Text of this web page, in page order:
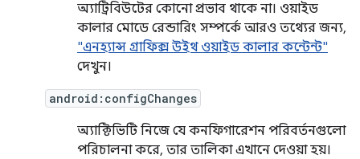
অ্যাট্রিবিউটের কোনো প্রভাব থাকে না। ওয়াইড
কালার মোডে রেন্ডারিং সম্পর্কে আরও তথ্যের জন্য,
"এনহ্যান্স গ্রাফিক্স উইথ ওয়াইড কালার কন্টেন্ট"
দেখুন।
android:configChanges
অ্যাক্টিভিটি নিজে যে কনফিগারেশন পরিবর্তনগুলো
পরিচালনা করে, তার তালিকা এখানে দেওয়া হয়।